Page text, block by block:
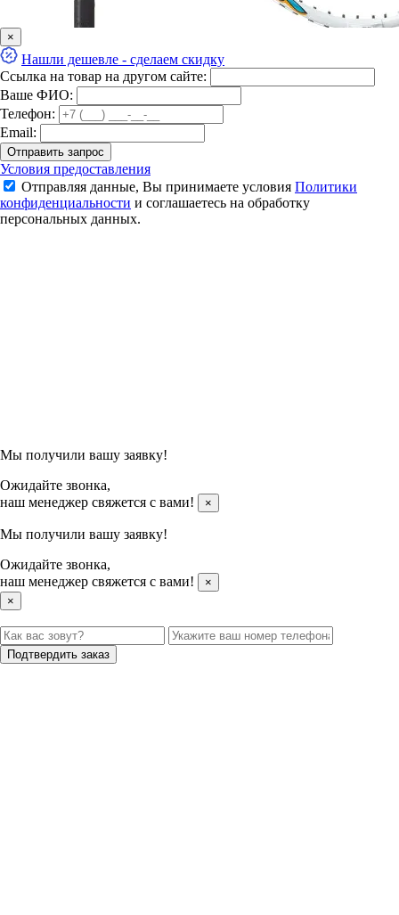
Ракетка для бадминтона Yonex Muscle Power 2 (White/Yellow)
3 890 ₽
×
Нашли дешевле - сделаем скидку
Ссылка на товар на другом сайте:
Ваше ФИО:
Телефон:
Email:
Отправить запрос
Условия предоставления
Отправляя данные, Вы принимаете условия Политики
конфиденциальности и соглашаетесь на обработку
персональных данных.
Мы получили вашу заявку!
Ожидайте звонка,
наш менеджер свяжется с вами!
×
Мы получили вашу заявку!
Ожидайте звонка,
наш менеджер свяжется с вами!
×
×
Подтвердить заказ